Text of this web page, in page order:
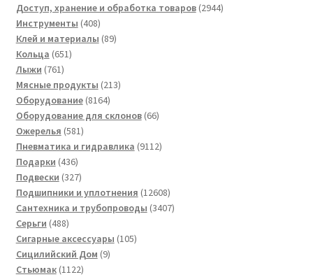
товаров
Доступ, хранение и обработка товаров 29442944
Инструменты 408408
товаров
Клей и материалы 8989
Кольца 651651
Лыжи 761761
товар
Мясные продукты 213213
Оборудование 81648164
товара
Оборудование для склонов 6666
Ожерелья 581581
товар
Пневматика и гидравлика 91129112
Подарки 436436
товаров
Подвески 327327
товаров
Подшипники и уплотнения 1260812608
товаров
Сантехника и трубопроводы 34073407
Серьги 488488
товаров
Сигарные аксессуары 105105
Сицилийский Дом 99
Стьюмак 11221122